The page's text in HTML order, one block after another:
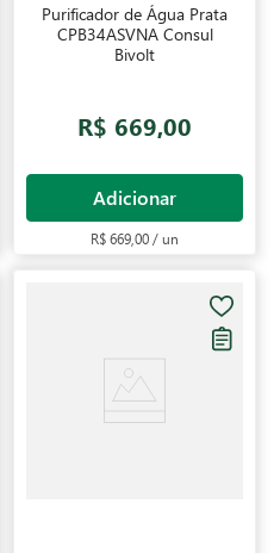
Purificador de Água Prata
CPB34ASVNA Consul
Bivolt
R$ 669,00
Adicionar
R$ 669,00 / un